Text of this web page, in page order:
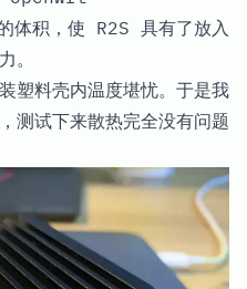
积，使 R2S 具有了放入
。
料壳内温度堪忧。于是我
测试下来散热完全没有问题